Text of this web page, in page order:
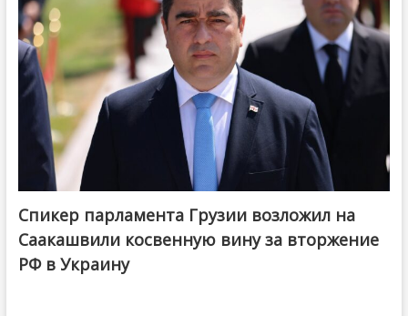
Спикер парламента Грузии возложил на
Саакашвили косвенную вину за вторжение
РФ в Украину